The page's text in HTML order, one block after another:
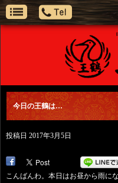
今日の王鶴は…
投稿日 2017年3月5日
こんばんわ。本日はお昼から雨に